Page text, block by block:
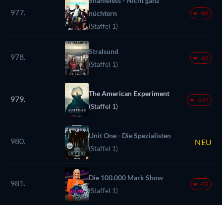
977.
nüchtern
(Staffel 1)
-89
978.
Stralsund
(Staffel 1)
-63
979.
The American Experiment
(Staffel 1)
-247
980.
Unit One - Die Spezialisten
(Staffel 1)
NEU
981.
Die 100.000 Mark Show
(Staffel 1)
-72